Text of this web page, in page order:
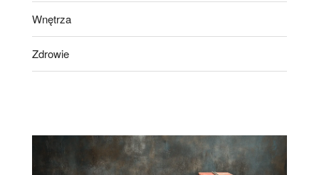
Wnętrza
Zdrowie